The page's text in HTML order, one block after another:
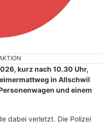
kurz nach 10.30 Uhr,
in Allschwil
und einem
dabei verletzt. Die Polizei